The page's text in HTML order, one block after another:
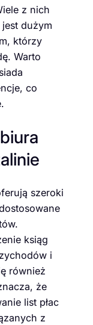
z nich
dużym
którzy
Warto
co
szeroki
ksiąg
i
również
że
list płac
z